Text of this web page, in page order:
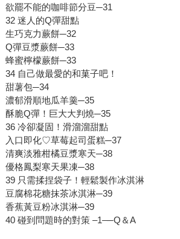
欲罷不能的咖啡節分豆─31
32 迷人的Q彈甜點
生巧克力蕨餅─32
Q彈豆漿蕨餅─33
蜂蜜檸檬蕨餅─33
34 自己做最愛的和菓子吧！
甜薯包─34
濃郁滑順地瓜羊羹─35
酥脆Q彈！巨大大判燒─35
36 冷卻凝固！滑溜溜甜點
入口即化♡草莓起司蛋糕─37
清爽淡雅柑橘豆漿寒天─38
優格鳳梨寒天果凍─38
39 只需揉捏袋子！輕鬆製作冰淇淋
豆腐棉花糖抹茶冰淇淋─39
香蕉黃豆粉冰淇淋─39
40 碰到問題時的對策 –1–─Q＆A